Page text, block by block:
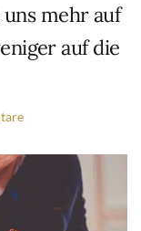
mehr auf
auf die